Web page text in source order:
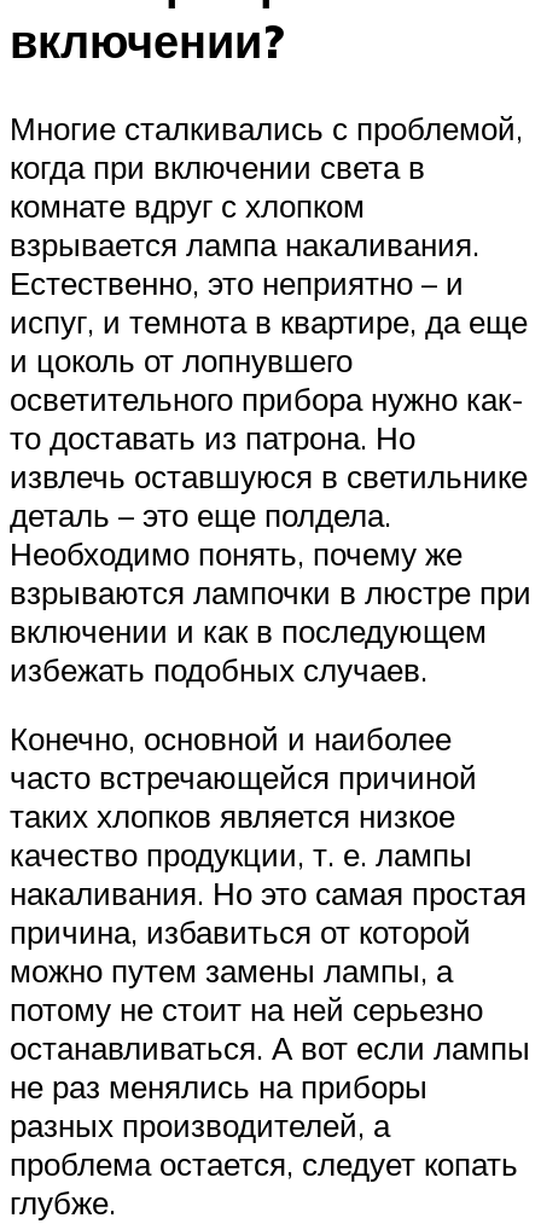
включении?
Многие сталкивались с проблемой,
когда при включении света в
комнате вдруг с хлопком
взрывается лампа накаливания.
Естественно, это неприятно – и
испуг, и темнота в квартире, да еще
и цоколь от лопнувшего
осветительного прибора нужно как-
то доставать из патрона. Но
извлечь оставшуюся в светильнике
деталь – это еще полдела.
Необходимо понять, почему же
взрываются лампочки в люстре при
включении и как в последующем
избежать подобных случаев.
Конечно, основной и наиболее
часто встречающейся причиной
таких хлопков является низкое
качество продукции, т. е. лампы
накаливания. Но это самая простая
причина, избавиться от которой
можно путем замены лампы, а
потому не стоит на ней серьезно
останавливаться. А вот если лампы
не раз менялись на приборы
разных производителей, а
проблема остается, следует копать
глубже.